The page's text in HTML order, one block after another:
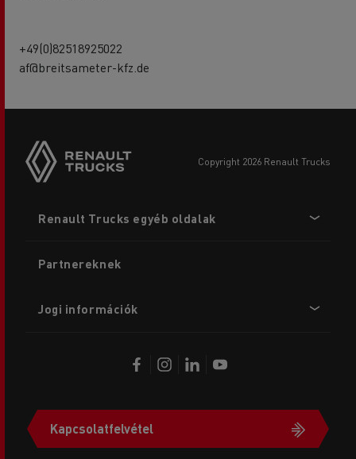
+49(0)82518925022
af@breitsameter-kfz.de
copyright 2026 Renault Trucks
menu
Renault Trucks egyéb oldalak
Partnereknek
Jogi információk
Kapcsolatfelvétel